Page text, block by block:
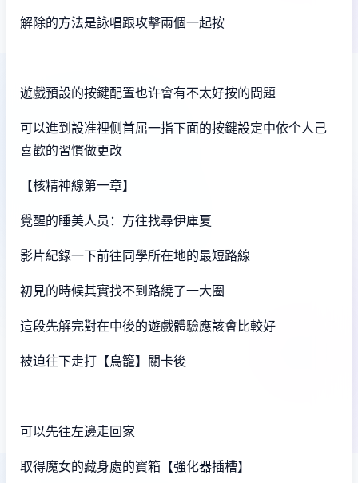
解除的方法是詠唱跟攻擊兩個一起按
遊戲預設的按鍵配置也许會有不太好按的問題
可以進到設准裡侧首屈一指下面的按鍵設定中依个人己
喜歡的習慣做更改
【核精神線第一章】
覺醒的睡美人员：方往找尋伊庫夏
影片紀錄一下前往同學所在地的最短路線
初見的時候其實找不到路繞了一大圈
這段先解完對在中後的遊戲體驗應該會比較好
被迫往下走打【鳥籠】關卡後
可以先往左邊走回家
取得魔女的藏身處的寶箱【強化器插槽】